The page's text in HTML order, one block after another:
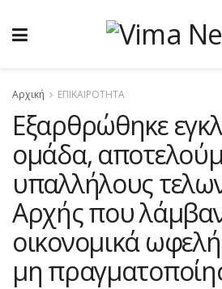
Αρχική ΕΠΙΚΑΙΡΟΤΗΤΑ
Εξαρθρώθηκε
ομάδα,
υπαλλήλους
Αρχής που
οικονομικά
μη